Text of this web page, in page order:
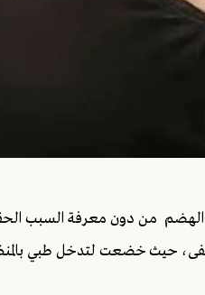
من دون معرفة السبب
حيث خضعت لتدخل طبي